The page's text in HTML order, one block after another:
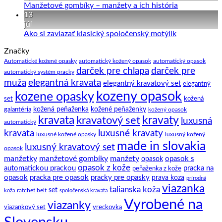
k
Kravata
ako
na
to.
Manžetové gombíky – manžety a ich história
manžety
a
ich
história
13
júl
Ako si zaviazať klasický spoločenský motýlikŽiadne
Ako
si
zaviazať
klasický
spoločenský
motýlik
Značky
Automatické kožené opasky automatický kožený opasok automatický opasok
automatický systém pracky darček pre chlapa darček pre
muža elegantná kravata elegantný kravatový set elegantný
set kozene opasky kozeny opasok kožená
galantéria kožená peňaženka kožené peňaženky kožený opasok
automatický kravata kravatový set kravaty luxusná
kravata luxusné kožené opasky luxusné kravaty luxusný kožený
opasok luxusný kravatový set made in slovakia
manžetky manžetové gombíky manžety opasok opasok s
automatickou prackou opasok z kože peňaženka z kože pracka na
opasok pracka pre opasok pracky pre opasky prava koza prírodná
koža ratchet belt set spoločenská kravata talianska koža viazanka
viazankový set viazanky vreckovka Vyrobené na